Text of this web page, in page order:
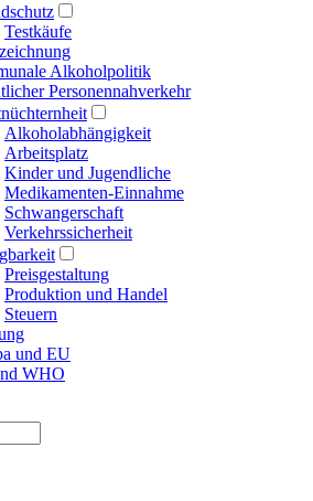
Testkäufe
Alkoholpolitik
Personennahverkehr
Alkoholabhängigkeit
Arbeitsplatz
Kinder und Jugendliche
Medikamenten-Einnahme
Schwangerschaft
Verkehrssicherheit
Preisgestaltung
Produktion und Handel
Steuern
und EU
WHO